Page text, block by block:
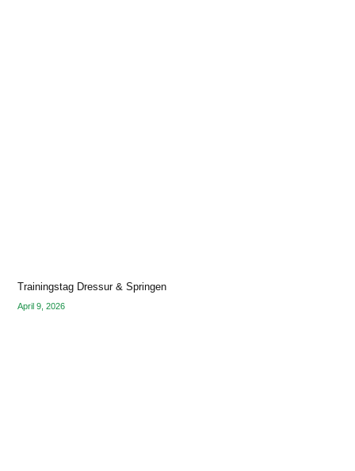
Trainingstag Dressur & Springen
April 9, 2026